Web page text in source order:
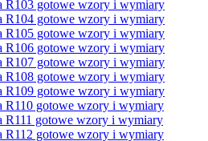
R103 gotowe wzory i wymiary
R104 gotowe wzory i wymiary
R105 gotowe wzory i wymiary
R106 gotowe wzory i wymiary
R107 gotowe wzory i wymiary
R108 gotowe wzory i wymiary
R109 gotowe wzory i wymiary
R110 gotowe wzory i wymiary
R111 gotowe wzory i wymiary
R112 gotowe wzory i wymiary